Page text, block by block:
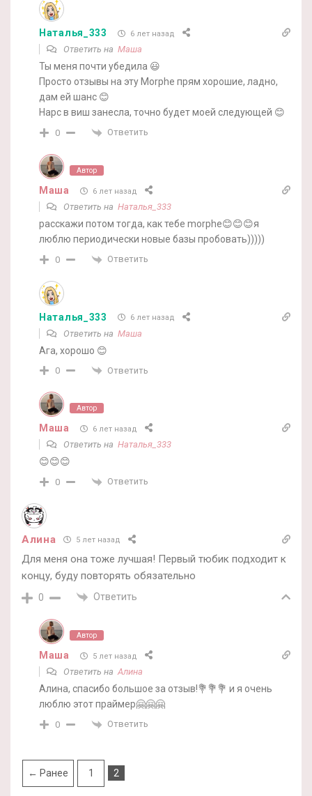
Наталья_333 6 лет назад
Ответить на Маша
Ты меня почти убедила 😃
Просто отзывы на эту Morphe прям хорошие, ладно,
дам ей шанс 😊
Нарс в виш занесла, точно будет моей следующей 😊
0 Ответить
Автор
Маша 6 лет назад
Ответить на Наталья_333
расскажи потом тогда, как тебе morphe😊😊😊я
люблю периодически новые базы пробовать)))))
0 Ответить
Наталья_333 6 лет назад
Ответить на Маша
Ага, хорошо 😊
0 Ответить
Автор
Маша 6 лет назад
Ответить на Наталья_333
😊😊😊
0 Ответить
Алина 5 лет назад
Для меня она тоже лучшая! Первый тюбик подходит к
концу, буду повторять обязательно
0 Ответить
Автор
Маша 5 лет назад
Ответить наАлина
Алина, спасибо большое за отзыв!💐💐💐 и я очень
люблю этот праймер🤗🤗🤗
0 Ответить
← Ранее 1 2